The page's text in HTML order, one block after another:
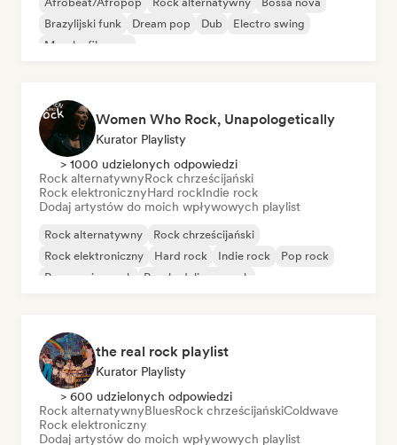
Brazylijski funk
Dream pop Dub
Electro swing
Muzyka filmowa
Women Who Rock, Unapologetically
Kurator Playlisty
> 1000 udzielonych odpowiedzi
Rock alternatywnyRock chrześcijański
Rock elektronicznyHard rockIndie rock
Dodaj artystów do moich wpływowych playlist
Rock alternatywny
Rock chrześcijański
Rock elektroniczny
Hard rock Indie rock
Pop rock
Progressive rock
Psychedeliczny rock
the real rock playlist
Kurator Playlisty
> 600 udzielonych odpowiedzi
Rock alternatywnyBluesRock chrześcijańskiColdwave
Rock elektroniczny
Dodaj artystów do moich wpływowych playlist